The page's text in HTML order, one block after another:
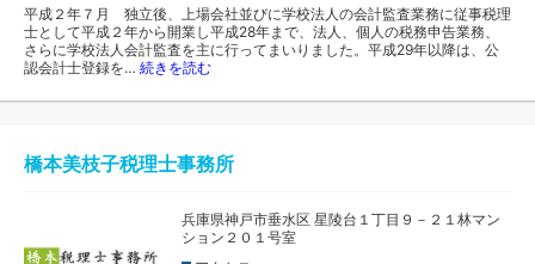
平成２年７月 独立後、上場会社並びに学校法人の会計監査業務に従事税理
士として平成２年から開業し平成28年まで、法人、個人の税務申告業務、
さらに学校法人会計監査を主に行ってまいりました。平成29年以降は、公
認会計士登録を… 続きを読む
橋本美枝子税理士事務所
兵庫県神戸市垂水区 星陵台１丁目９－２１林マン
ション２０１号室